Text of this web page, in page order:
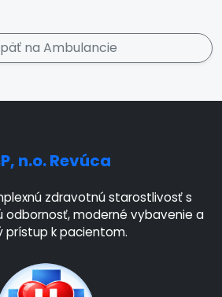
na Ambulancie
n.o. Revúca
zdravotnú starostlivosť s
odbornosť, moderné vybavenie a
prístup k pacientom.